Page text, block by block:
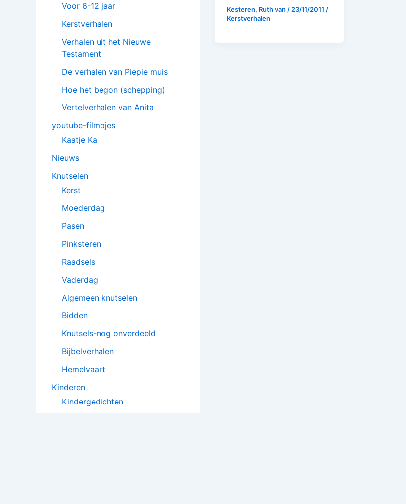
Voor 6-12 jaar
Kerstverhalen
Verhalen uit het Nieuwe
Testament
De verhalen van Piepie muis
Hoe het begon (schepping)
Vertelverhalen van Anita
youtube-filmpjes
Kaatje Ka
Nieuws
Knutselen
Kerst
Moederdag
Pasen
Pinksteren
Raadsels
Vaderdag
Algemeen knutselen
Bidden
Knutsels-nog onverdeeld
Bijbelverhalen
Hemelvaart
Kinderen
Kindergedichten
Kesteren, Ruth van / 23/11/2011 /
Kerstverhalen